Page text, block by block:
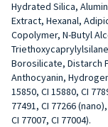
Hydrated Silica,
Extract, Hexanal,
Copolymer, N-Butyl
Borosilicate, Distarch
Anthocyanin,
15850, CI 15880, CI
77491, CI 77266
CI 77007, CI 77004).